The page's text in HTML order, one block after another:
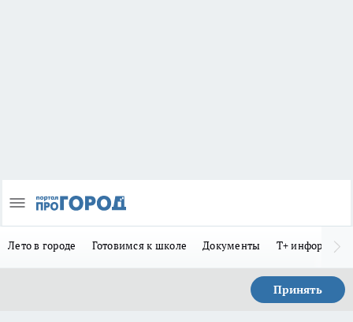
Лето в городе Готовимся к школе Документы Т+
Принять